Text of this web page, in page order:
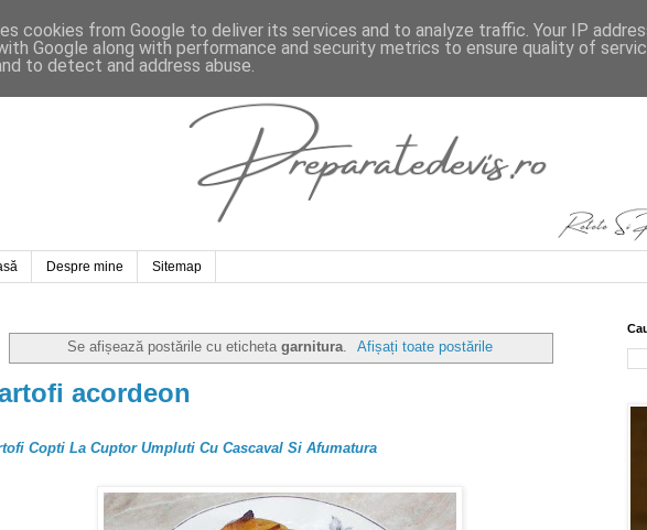
Despre mine Sitemap
Se afișează postările cu eticheta garnitura. Afișați toate postările
acordeon
Copti La Cuptor Umpluti Cu Cascaval Si Afumatura
cookies from Google to deliver its services and to analyze traffic. Your IP
Google along with performance and security metrics to ensure quality of
to detect and address abuse.